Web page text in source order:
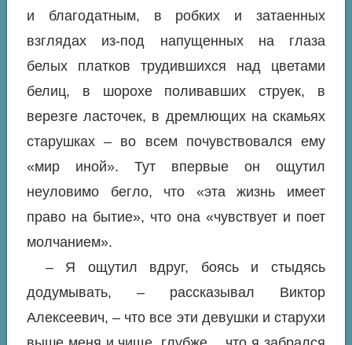
и благодатным, в робких и затаенных
взглядах из-под напущенных на глаза
белых платков трудившихся над цветами
белиц, в шорохе поливавших струек, в
верезге ласточек, в дремлющих на скамьях
старушках – во всем почувствовался ему
«мир иной». Тут впервые он ощутил
неуловимо бегло, что «эта жизнь имеет
право на бытие», что она «чувствует и поет
молчанием».
– Я ощутил вдруг, боясь и стыдясь
додумывать, – рассказывал Виктор
Алексеевич, – что все эти девушки и старухи